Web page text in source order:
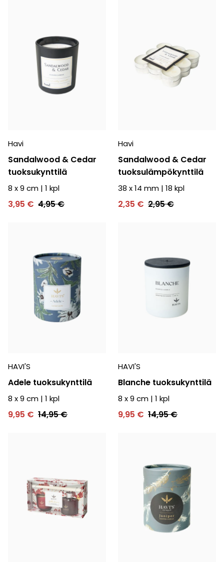
Havi
Sandalwood & Cedar
tuoksukynttilä
8 x 9 cm | 1 kpl
3,95 € 4,95 €
Havi
Sandalwood & Cedar
tuoksulämpökynttilä
38 x 14 mm | 18 kpl
2,35 € 2,95 €
HAVI'S
Adele tuoksukynttilä
8 x 9 cm | 1 kpl
9,95 € 14,95 €
HAVI'S
Blanche tuoksukynttilä
8 x 9 cm | 1 kpl
9,95 € 14,95 €